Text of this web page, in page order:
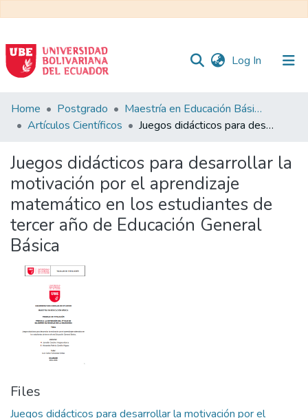
Log In (current)
Communities
&
All of DSpace
Statistics
Home Postgrado
Maestría en Educación Básica
Artículos Científicos
Juegos didácticos para desarrollar la motivación por el aprendizaje matemático en los estudiantes de tercer año de Educación General Básica
Juegos didácticos para desarrollar la
motivación por el aprendizaje
matemático en los estudiantes de
tercer año de Educación General
Básica
Files
Juegos didácticos para desarrollar la motivación por el